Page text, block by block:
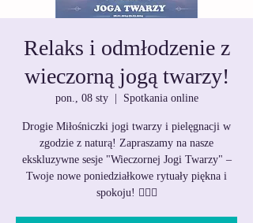
Relaks i odmłodzenie z
wieczorną jogą twarzy!
pon., 08 sty
  |
Spotkania online
Drogie Miłośniczki jogi twarzy i pielęgnacji w
zgodzie z naturą! Zapraszamy na nasze
ekskluzywne sesje "Wieczornej Jogi Twarzy" –
Twoje nowe poniedziałkowe rytuały piękna i
spokoju! 🧘‍♀️✨